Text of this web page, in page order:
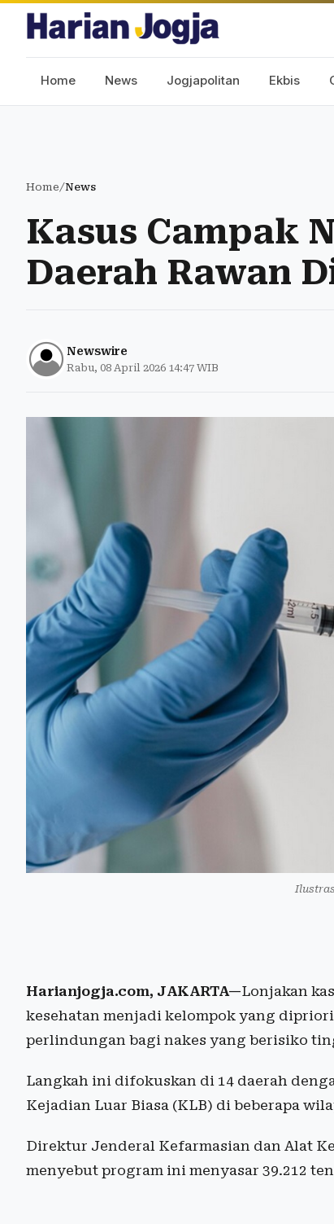
Home News Jogjapolitan Ekbis
Home/News
Kasus Campak
Daerah Rawan
Newswire
Rabu, 08 April 2026 14:47 WIB
Harianjogja.com, JAKARTA—Lonjakan
kesehatan menjadi kelompok yang
perlindungan bagi nakes yang berisiko
Langkah ini difokuskan di 14 daerah
Kejadian Luar Biasa (KLB) di beberapa
Direktur Jenderal Kefarmasian dan Alat
menyebut program ini menyasar 39.212